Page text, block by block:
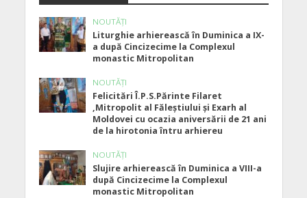
NOUTĂȚI
Liturghie arhierească în Duminica a IX-
a după Cincizecime la Complexul
monastic Mitropolitan
NOUTĂȚI
Felicitări Î.P.S.Părinte Filaret
,Mitropolit al Făleștiului și Exarh al
Moldovei cu ocazia aniversării de 21 ani
de la hirotonia întru arhiereu
NOUTĂȚI
Slujire arhierească în Duminica a VIII-a
după Cincizecime la Complexul
monastic Mitropolitan